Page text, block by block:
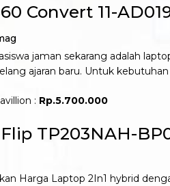
Convert 11-
jaman sekarang adalah
ajaran baru. Untuk kebutuhan
: Rp.5.700.000
TP203NAH-
Harga Laptop 2In1 hybrid